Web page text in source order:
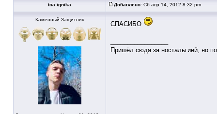
toa ignika Добавлено: Сб апр 14, 2012 8:32 pm
Каменный Защитник
СПАСИБО
Пришёл сюда за ностальгией, но